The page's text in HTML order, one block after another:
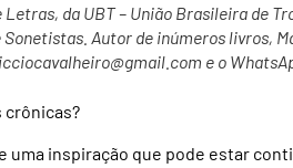
da UBT – União Brasileira de
Sonetistas. Autor de inúmeros livros,
e o
crônicas?
inspiração que pode estar